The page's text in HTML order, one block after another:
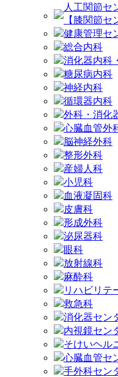
人工関節セ
【膝関節セ
健康管理セ
総合内科
消化器内科
糖尿病内科
神経内科
循環器内科
外科・消化
心臓血管外
脳神経外科
整形外科
産婦人科
小児科
血液凝固科
皮膚科
形成外科
泌尿器科
眼科
放射線科
麻酔科
リハビリテ
救急科
消化器セン
内視鏡セン
そけいヘル
心臓血管セ
手外科セン